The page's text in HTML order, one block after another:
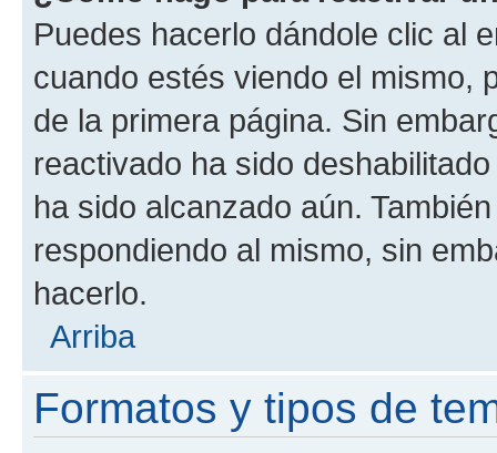
Puedes hacerlo dándole clic al
cuando estés viendo el mismo,
de la primera página. Sin
reactivado ha sido
ha sido alcanzado aún.
respondiendo al mismo, sin
hacerlo.
Arriba
Formatos y tipos de